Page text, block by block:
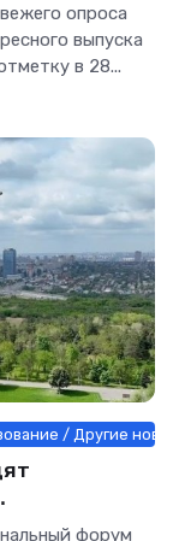
опроса
выпуска
в 28...
/ Другие
форум